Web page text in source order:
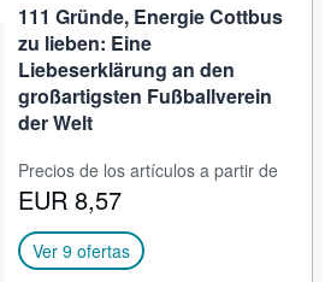
111 Gründe, Energie Cottbus
zu lieben: Eine
Liebeserklärung an den
großartigsten Fußballverein
der Welt
Precios de los artículos a partir de
EUR 8,57
Ver 9 ofertas